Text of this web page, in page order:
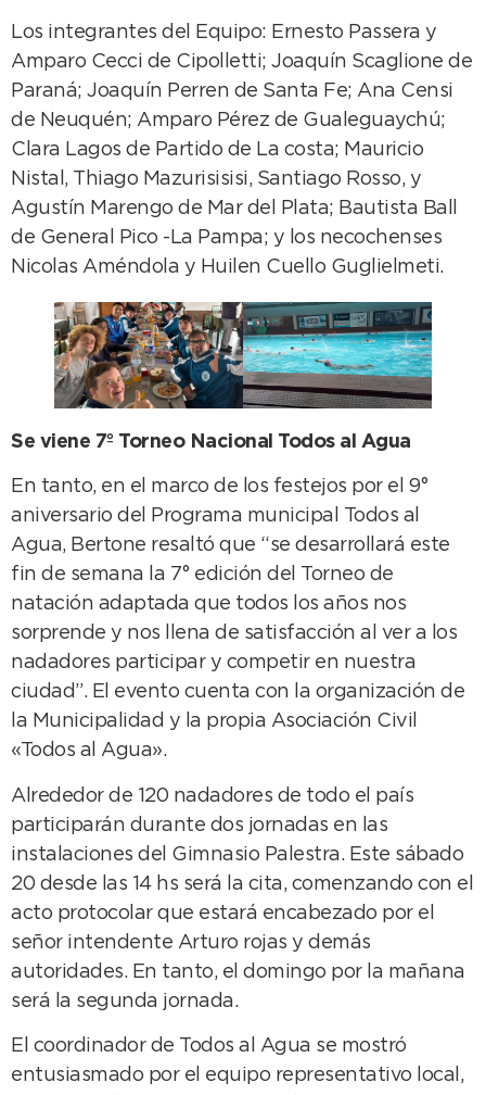
Los integrantes del Equipo: Ernesto Passera y
Amparo Cecci de Cipolletti; Joaquín Scaglione de
Paraná; Joaquín Perren de Santa Fe; Ana Censi
de Neuquén; Amparo Pérez de Gualeguaychú;
Clara Lagos de Partido de La costa; Mauricio
Nistal, Thiago Mazurisisisi, Santiago Rosso, y
Agustín Marengo de Mar del Plata; Bautista Ball
de General Pico -La Pampa; y los necochenses
Nicolas Améndola y Huilen Cuello Guglielmeti.
Se viene 7º Torneo Nacional Todos al Agua
En tanto, en el marco de los festejos por el 9°
aniversario del Programa municipal Todos al
Agua, Bertone resaltó que “se desarrollará este
fin de semana la 7° edición del Torneo de
natación adaptada que todos los años nos
sorprende y nos llena de satisfacción al ver a los
nadadores participar y competir en nuestra
ciudad”. El evento cuenta con la organización de
la Municipalidad y la propia Asociación Civil
«Todos al Agua».
Alrededor de 120 nadadores de todo el país
participarán durante dos jornadas en las
instalaciones del Gimnasio Palestra. Este sábado
20 desde las 14 hs será la cita, comenzando con el
acto protocolar que estará encabezado por el
señor intendente Arturo rojas y demás
autoridades. En tanto, el domingo por la mañana
será la segunda jornada.
El coordinador de Todos al Agua se mostró
entusiasmado por el equipo representativo local,